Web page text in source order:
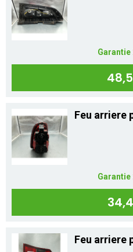
01 60
Garantie
Feu arriere
Garantie
Feu arriere